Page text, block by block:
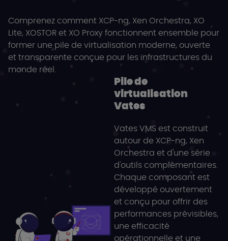
Comprenez comment XCP-ng, Xen Orchestra, XO
Lite, XOSTOR et XO Proxy fonctionnent ensemble pour
former une pile de virtualisation moderne, ouverte
et transparente conçue pour les infrastructures du
monde réel.
Pile de
virtualisation
Vates
Vates VMS est construit
autour de XCP-ng, Xen
Orchestra et d'une série
d'outils complémentaires.
Chaque composant est
développé ouvertement
et conçu pour offrir des
performances prévisibles,
une efficacité
opérationnelle et une